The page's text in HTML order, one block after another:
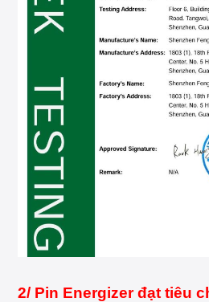
2/ Pin Energizer đạt tiêu